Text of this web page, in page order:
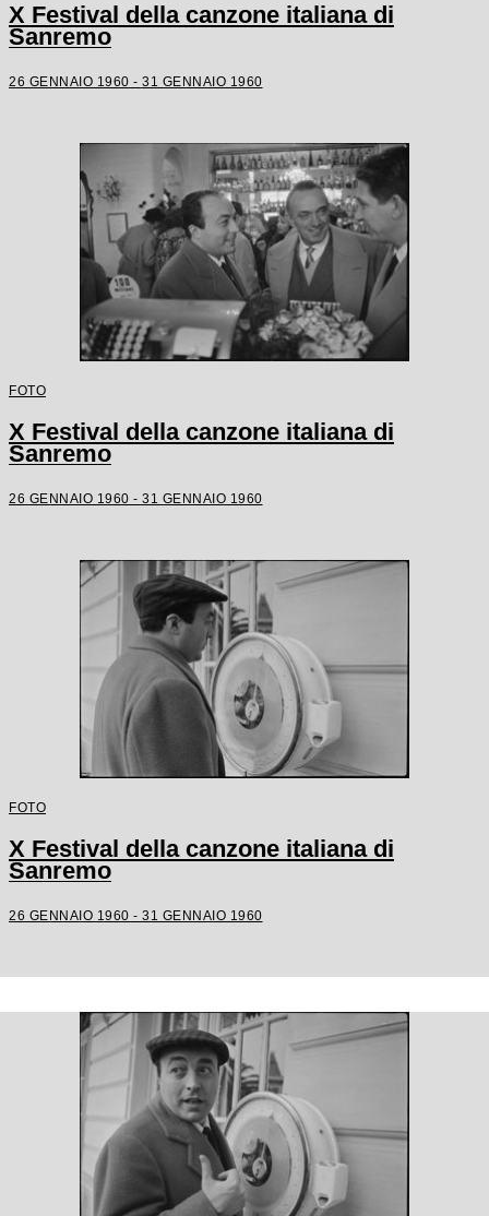
X Festival della canzone italiana di
Sanremo
26 GENNAIO 1960 - 31 GENNAIO 1960
FOTO
X Festival della canzone italiana di
Sanremo
26 GENNAIO 1960 - 31 GENNAIO 1960
FOTO
X Festival della canzone italiana di
Sanremo
26 GENNAIO 1960 - 31 GENNAIO 1960